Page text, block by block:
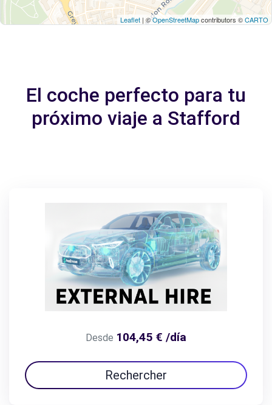
Leaflet | ©OpenStreetMapcontributors ©CARTO
El coche perfecto para tu
próximo viaje a Stafford
Desde 104,45 € /día
Rechercher